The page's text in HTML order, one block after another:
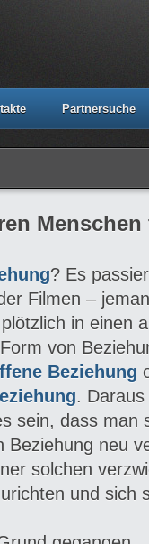
Partnersuche
? Es
Filmen –
in einen
von
Beziehung
.
sein, dass man
Beziehung neu
solchen
und sich